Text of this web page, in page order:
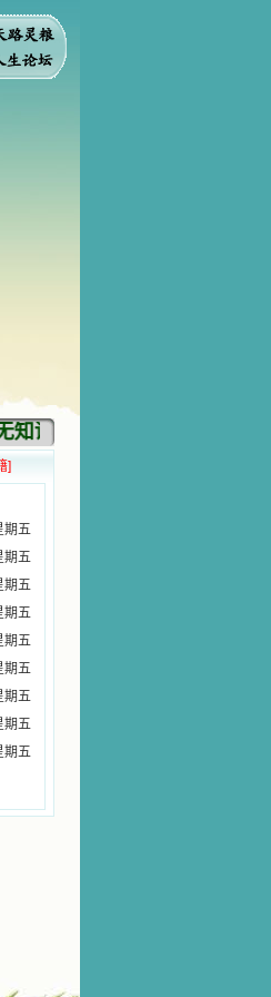
知识而灭亡。你弃掉知识，
]
期五
期五
期五
期五
期五
期五
期五
期五
期五